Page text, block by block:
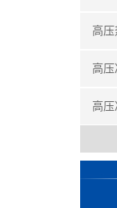
高
高
高